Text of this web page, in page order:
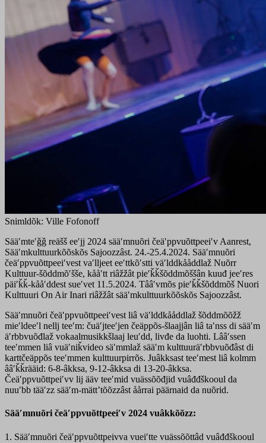
Snimldõk: Ville Fofonoff
Sääʹmteʹǧǧ reäšš eeʹjj 2024 sääʹmnuõri čeäʹppvuõttpeeiʹv Aanrest,
Sääʹmkulttuurkõõskõs Sajoozzâst. 24.-25.4.2024. Sääʹmnuõri
čeäʹppvuõttpeeiʹvest vaʹlljeet eeʹttkõʹstti väʹlddkååddlaž Nuõrr
Kulttuur-šõddmõʹšše, kååʹtt riâžžât pieʹǩǩšõddmõššân kuuđ jeeʹres
päiʹǩǩ-kååʹddest sueʹvet 11.5.2024. Tââʹvmõs pieʹǩǩšõddmõš Nuori
Kulttuuri On Air Inari riâžžât sääʹmkulttuurkõõskõs Sajoozzâst.
Sääʹmnuõri čeäʹppvuõttpeeiʹvest liâ väʹlddkååddlaž šõddmõõžž
mieʹldeeʹl nellj teeʹm: čuäʹjteeʹjen čeäppõs-šlaajjân liâ taʹnss di sääʹm
äʹrbbvuõđlaž vokaalmusikkšlaaj leuʹdd, livđe da luohti. Lââʹssen
teeʹmmen liâ vuäʹniǩvideo säʹmmlaž sääʹm kulttuuräʹrbbvuõđâst di
karttčeäppõs teeʹmmen kulttuurpirrõs. Juâkksast teeʹmest liâ kolmm
ââʹǩǩrääid: 6-8-âkksa, 9-12-âkksa di 13-20-âkksa.
Čeäʹppvuõttpeiʹvv lij ääv teeʹmid vuässõõđjid vuâđđškooul da
nuuʹbb tääʹzz sääʹm-mättʼtõõzzâst åårrai päärnaid da nuõrid.
Sääʹmnuõri čeäʹppvuõttpeeiʹv 2024 vuâkkõõzz:
1. Sääʹmnuõri čeäʹppvuõttpeivva vueiʹtte vuässõõttâd vuâđđškooul